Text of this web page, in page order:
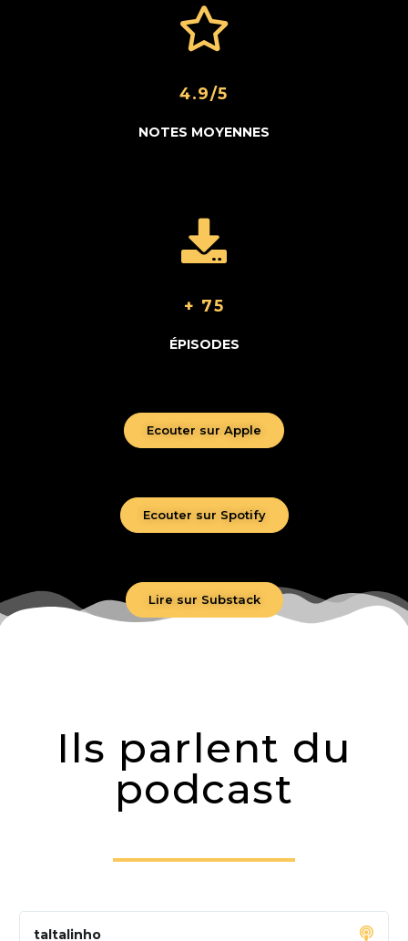
4.9/5
NOTES MOYENNES
+ 75
ÉPISODES
Ecouter sur Apple
Ecouter sur Spotify
Lire sur Substack
Ils parlent du
podcast
taltalinho